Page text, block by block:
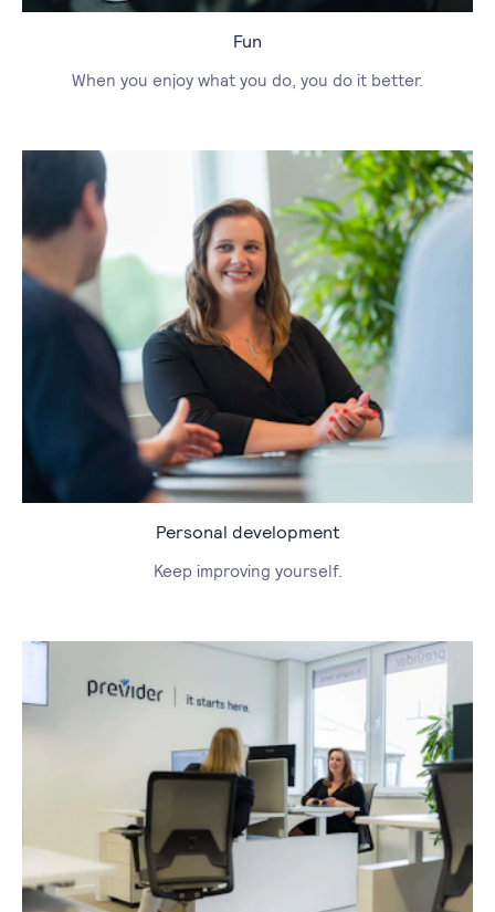
Fun
When you enjoy what you do, you do it better.
Personal development
Keep improving yourself.